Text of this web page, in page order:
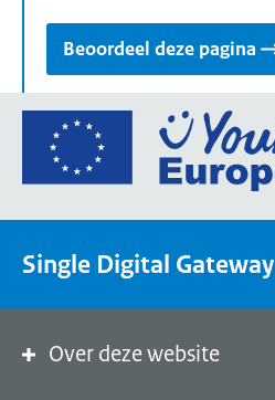
Beoordeel deze pagina
Single Digital Gateway
Over deze website